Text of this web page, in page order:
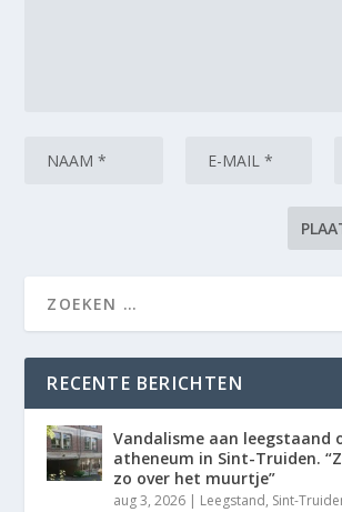
RECENTE BERICHTEN
Vandalisme aan leegstaand
atheneum in Sint-Truiden.
zo over het muurtje”
aug 3, 2026 | Leegstand, Sint-